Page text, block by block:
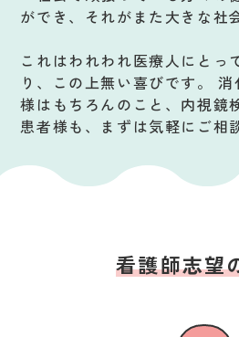
ができ、それがまた大きな社
これはわれわれ医療人にとっ
り、この上無い喜びです。
様はもちろんのこと、内視鏡
患者様も、まずは気軽にご相
看護師志望